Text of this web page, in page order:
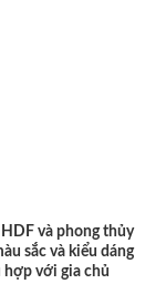
và phong thủy
sắc và kiểu dáng
hợp với gia chủ